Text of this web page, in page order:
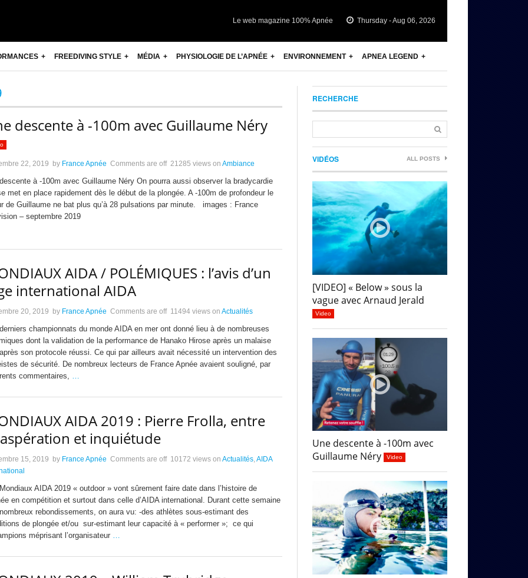
Le web magazine 100% Apnée Thursday - Aug 06, 2026
FREEDIVING STYLE MÉDIA PHYSIOLOGIE DE L’APNÉE ENVIRONNEMENT APNEA LEGEND
descente à -100m avec Guillaume Néry
22, 2019 by France Apnée Comments are off 21285 views on Ambiance
à -100m avec Guillaume Néry On pourra aussi observer la bradycardie
met en place rapidement dès le début de la plongée. A -100m de profondeur le
de Guillaume ne bat plus qu’à 28 pulsations par minute. images : France
– septembre 2019
AIDA / POLÉMIQUES : l’avis d’un
international AIDA
20, 2019 by France Apnée Comments are off 11494 views on Actualités
championnats du monde AIDA en mer ont donné lieu à de nombreuses
dont la validation de la performance de Hanako Hirose après un malaise
son protocole réussi. Ce qui par ailleurs avait nécessité un intervention des
de sécurité. De nombreux lecteurs de France Apnée avaient souligné, par
commentaires, …
AIDA 2019 : Pierre Frolla, entre
et inquiétude
15, 2019 by France Apnée Comments are off 10172 views on Actualités,AIDA
AIDA 2019 « outdoor » vont sûrement faire date dans l’histoire de
en compétition et surtout dans celle d’AIDA international. Durant cette semaine
rebondissements, on aura vu: -des athlètes sous-estimant des
de plongée et/ou sur-estimant leur capacité à « performer »; ce qui
méprisant l’organisateur …
RECHERCHE
VIDÉOS ALL POSTS
[VIDEO] « Below » sous la
vague avec Arnaud Jerald
Video
Une descente à -100m avec
Guillaume Néry
Video